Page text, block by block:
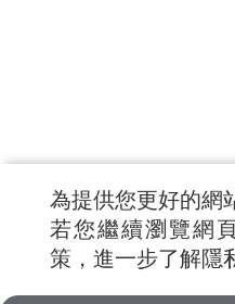
為提供您更好的網
若您繼續瀏覽網
策，進一步了解隱